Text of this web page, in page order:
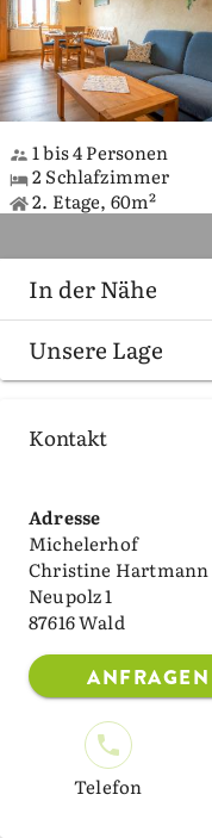
1 bis 4 Personen
2 Schlafzimmer
2. Etage, 60m²
In der Nähe
Unsere Lage
Kontakt
Adresse
Michelerhof
Christine Hartmann
Neupolz 1
87616 Wald
ANFRAGEN
Telefon